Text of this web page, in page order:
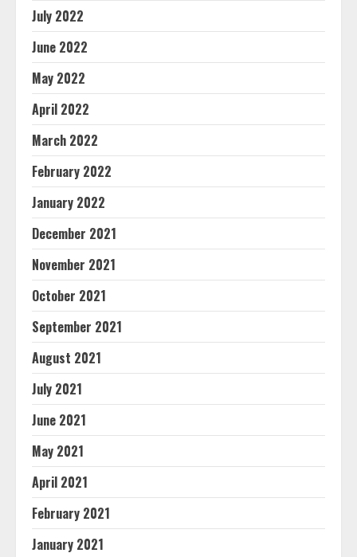
July 2022
June 2022
May 2022
April 2022
March 2022
February 2022
January 2022
December 2021
November 2021
October 2021
September 2021
August 2021
July 2021
June 2021
May 2021
April 2021
February 2021
January 2021